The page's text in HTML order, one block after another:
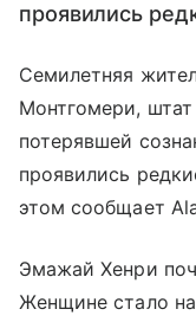
проявились
Семилетняя
Монтгомери,
потерявшей
проявились
этом сообщает
Эмажай Хенри
Женщине стало